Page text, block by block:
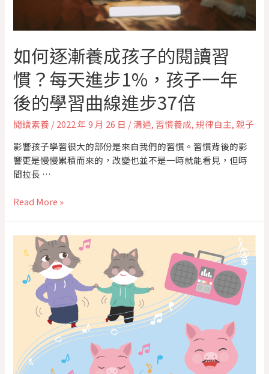
如何逐漸養成孩子的閱讀習
慣？每天進步1%，孩子一年
後的學習曲線進步37倍
閱讀素養 /2022 年 9 月 26 日 /溝通,習慣養成,規律自主,親子
影響孩子學習很大的部份是來自我們的習慣。習慣背後的影
響更是慢慢累積而來的，改變也並不是一時就能看見，但時
間拉長 …
Read More »